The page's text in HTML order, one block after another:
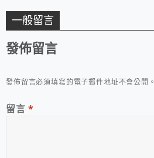
一般留言
發佈留言
發佈留言必須填寫的電子郵件地址不會公開。
留言 *